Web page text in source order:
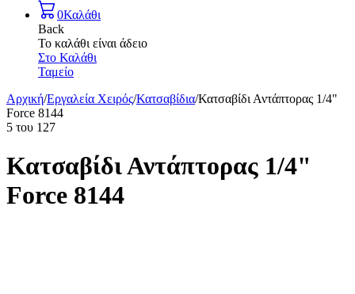
0Καλάθι
Back
Το καλάθι είναι άδειο
Στο Καλάθι
Ταμείο
Αρχική/Εργαλεία Χειρός/Κατσαβίδια/Κατσαβίδι Αντάπτορας 1/4"
Force 8144
5 του 127
Κατσαβίδι Αντάπτορας 1/4"
Force 8144